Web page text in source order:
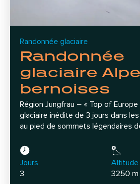
Randonnée glaciaire
Randonnée
glaciaire
bernoises
Région Jungfrau – « Top of Europe
glaciaire inédite de 3 jours dans
au pied de sommets légendaires
Jours
3
Altitude
3250 m